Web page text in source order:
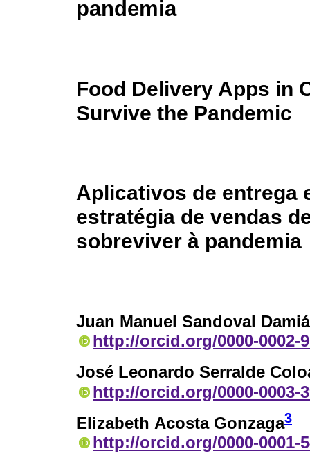
pandemia
Food Delivery Apps in
Survive the Pandemic
Aplicativos de entrega
estratégia de vendas
sobreviver à pandemia
Juan Manuel Sandoval
http://orcid.org/0000-0002-
José Leonardo Serralde
http://orcid.org/0000-0003-
Elizabeth Acosta Gonzaga3
http://orcid.org/0000-0001-